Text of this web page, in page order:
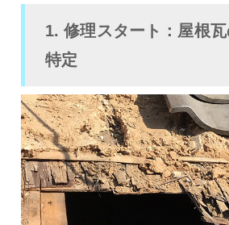
1. 修理スタート：屋根
特定